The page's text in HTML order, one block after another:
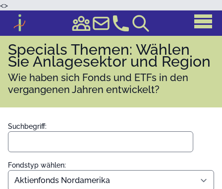
<>
Specials Themen: Wählen
Sie Anlagesektor und Region
Wie haben sich Fonds und ETFs in den
vergangenen Jahren entwickelt?
Suchbegriff:
Fondstyp wählen: